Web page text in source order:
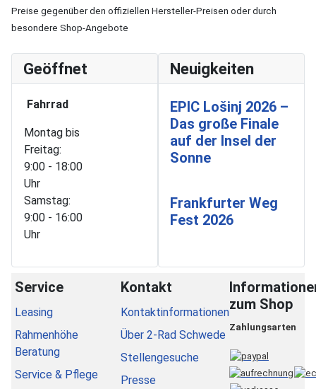
Preise gegenüber den offiziellen Hersteller-Preisen oder durch
besondere Shop-Angebote
Geöffnet
Fahrrad
Montag bis
Freitag:
9:00 - 18:00
Uhr
Samstag:
9:00 - 16:00
Uhr
Neuigkeiten
EPIC Lošinj 2026 –
Das große Finale
auf der Insel der
Sonne
Frankfurter Weg
Fest 2026
Service
Leasing
Rahmenhöhe
Beratung
Service & Pflege
Kontakt
Kontaktinformationen
Über 2-Rad Schwede
Stellengesuche
Presse
zum Shop
Zahlungsarten